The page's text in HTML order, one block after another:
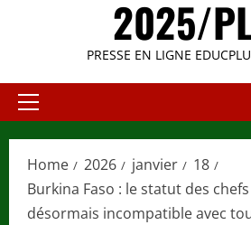
2025/
PRESSE EN LIGNE
Primary
Home 2026 janvier
18
Burkina Faso : le statut des
désormais incompatible avec